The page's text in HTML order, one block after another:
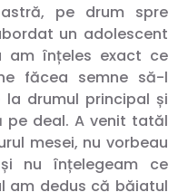
pe drum spre
un adolescent
am înțeles exact ce
făcea semne să-l
drumul principal și
deal. A venit tatăl
mesei, nu vorbeau
nu înțelegeam ce
am dedus că băiatul